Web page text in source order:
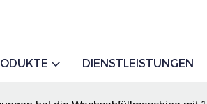
DIENSTLEISTUNGEN